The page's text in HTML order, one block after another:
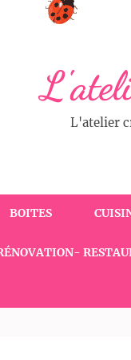
L'atelier
BOITES